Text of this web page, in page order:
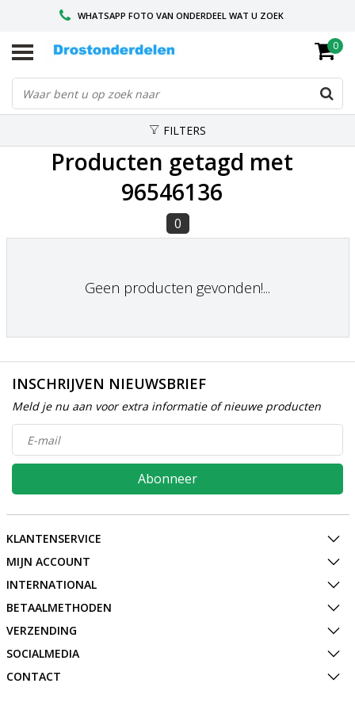
WHATSAPP FOTO VAN ONDERDEEL WAT U ZOEK
VOOR 16.00 BESTELD, VANDAAG VERZONDEN
GESPECIALISEERD PEUGEOT
0
FILTERS
Producten getagd met
96546136
0
Geen producten gevonden!...
INSCHRIJVEN NIEUWSBRIEF
Meld je nu aan voor extra informatie of nieuwe producten
Abonneer
KLANTENSERVICE
MIJN ACCOUNT
INTERNATIONAL
BETAALMETHODEN
VERZENDING
SOCIALMEDIA
CONTACT